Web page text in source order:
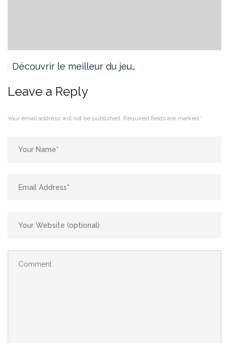
Découvrir le meilleur du jeu…
Leave a Reply
Your email address will not be published. Required fields are marked *